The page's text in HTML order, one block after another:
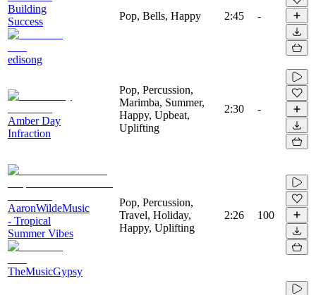
Building
Success
edisong
Pop, Bells, Happy 2:45 -
Amber Day
Infraction
Pop, Percussion,
Marimba, Summer,
Happy, Upbeat,
Uplifting
2:30 -
AaronWildeMusic
- Tropical
Summer Vibes
TheMusicGypsy
Pop, Percussion,
Travel, Holiday,
Happy, Uplifting
2:26 100